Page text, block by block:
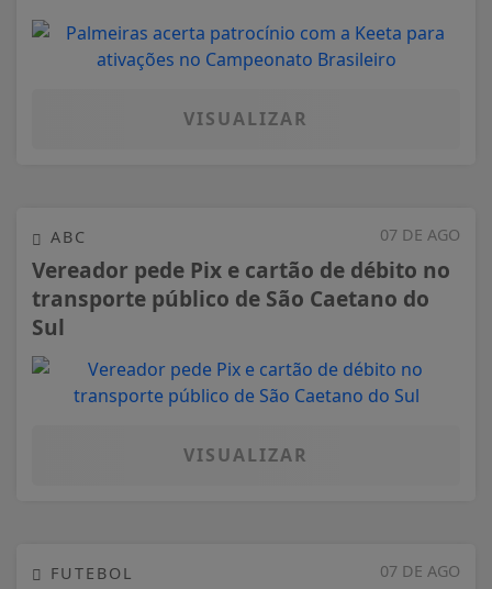
VISUALIZAR
07 DE AGO
ABC
Vereador pede Pix e cartão de débito no
transporte público de São Caetano do
Sul
VISUALIZAR
07 DE AGO
FUTEBOL